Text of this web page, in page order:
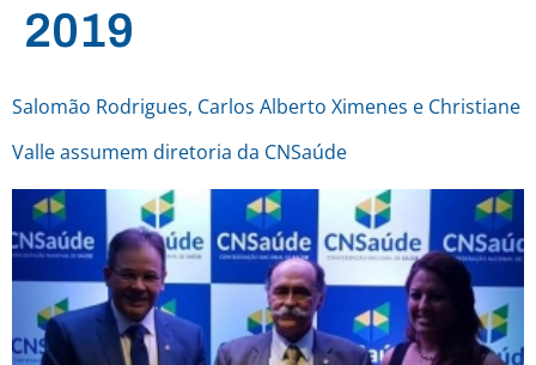
2019
Salomão Rodrigues, Carlos Alberto Ximenes e Christiane
Valle assumem diretoria da CNSaúde